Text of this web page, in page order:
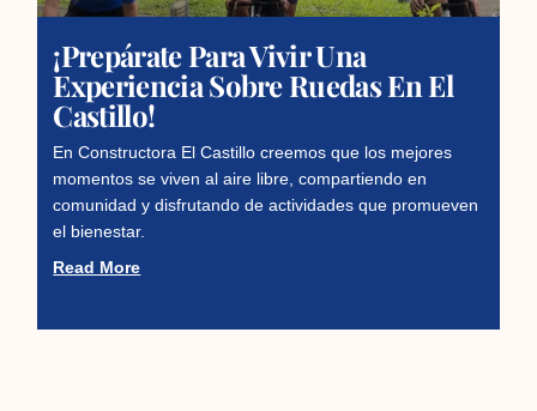
¡Prepárate Para Vivir Una
Experiencia Sobre Ruedas En El
Castillo!
En Constructora El Castillo creemos que los mejores
momentos se viven al aire libre, compartiendo en
comunidad y disfrutando de actividades que promueven
el bienestar.
Read More